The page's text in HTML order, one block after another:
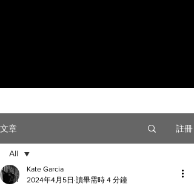
文章 註冊
All
All
Kate Garcia
2024年4月5日 讀畢需時 4 分鐘